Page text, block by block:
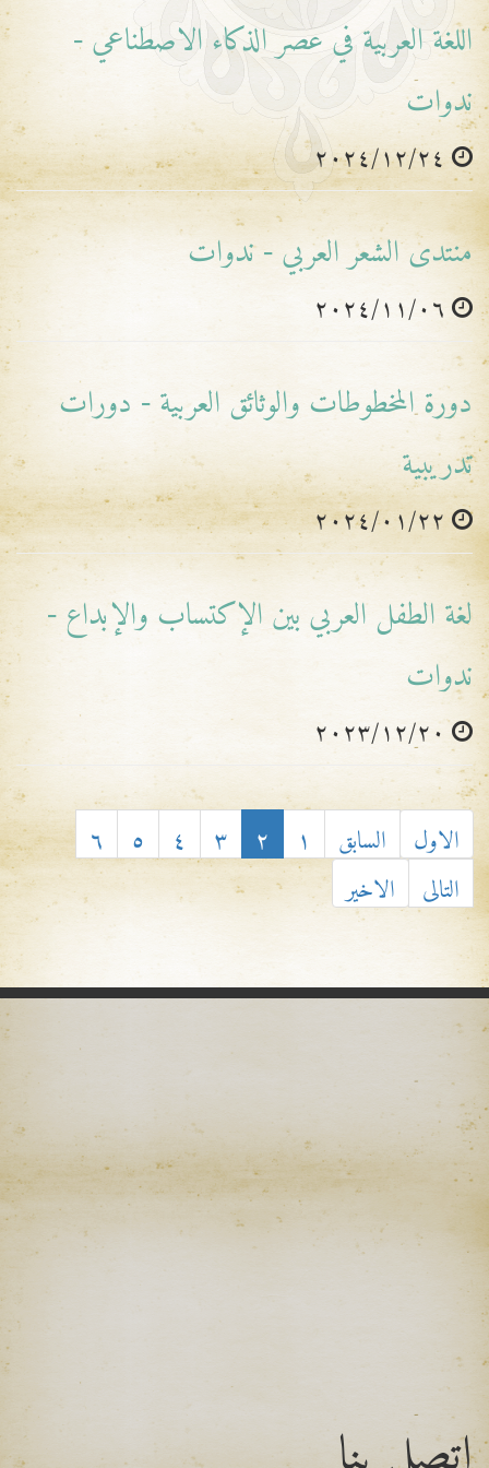
اللغة العربية في عصر الذكاء الاصطناعي -
ندوات
٢٠٢٤/١٢/٢٤
منتدى الشعر العربي - ندوات
٢٠٢٤/١١/٠٦
دورة المخطوطات والوثائق العربية - دورات
تدريبية
٢٠٢٤/٠١/٢٢
لغة الطفل العربي بين الإكتساب والإبداع -
ندوات
٢٠٢٣/١٢/٢٠
الاول السابق ١ ٢ ٣ ٤ ٥ ٦
التالى الاخير
اتصل بنا